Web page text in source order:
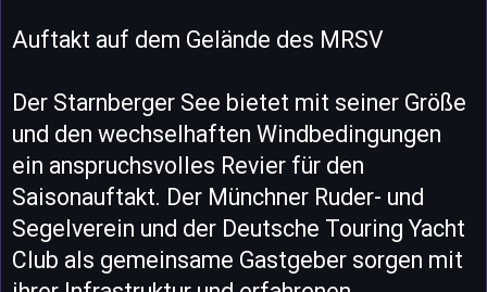
Auftakt auf dem Gelände des MRSV
Der Starnberger See bietet mit seiner Größe
und den wechselhaften Windbedingungen
ein anspruchsvolles Revier für den
Saisonauftakt. Der Münchner Ruder- und
Segelverein und der Deutsche Touring Yacht
Club als gemeinsame Gastgeber sorgen mit